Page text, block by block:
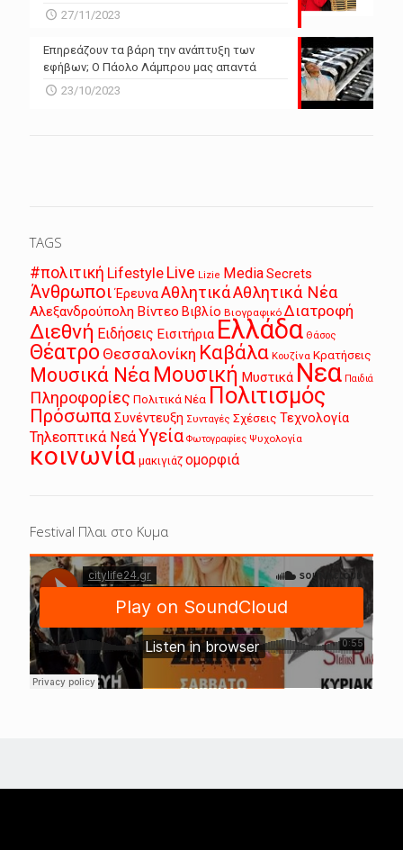
27/11/2023
Επηρεάζουν τα βάρη την ανάπτυξη των
εφήβων; Ο Πάολο Λάμπρου μας απαντά
23/10/2023
TAGS
#πολιτική Lifestyle Live Lizie MediaSecrets
Άνθρωποι ΈρευναΑθλητικάΑθλητικά Νέα
Αλεξανδρούπολη Βίντεο Βιβλίο Βιογραφικό Διατροφή
Διεθνή Ειδήσεις Εισιτήρια Ελλάδα Θάσος
Θέατρο Θεσσαλονίκη Καβάλα Κουζίνα Κρατήσεις
Μουσικά Νέα Μουσική Μυστικά Νεα Παιδιά
Πληροφορίες Πολιτικά Νέα Πολιτισμός
ΠρόσωπαΣυνέντευξη Συνταγές Σχέσεις Τεχνολογία
Τηλεοπτικά ΝεάΥγεία Φωτογραφίες Ψυχολογία
κοινωνία μακιγιάζ ομορφιά
Festival Πλαι στο Κυμα